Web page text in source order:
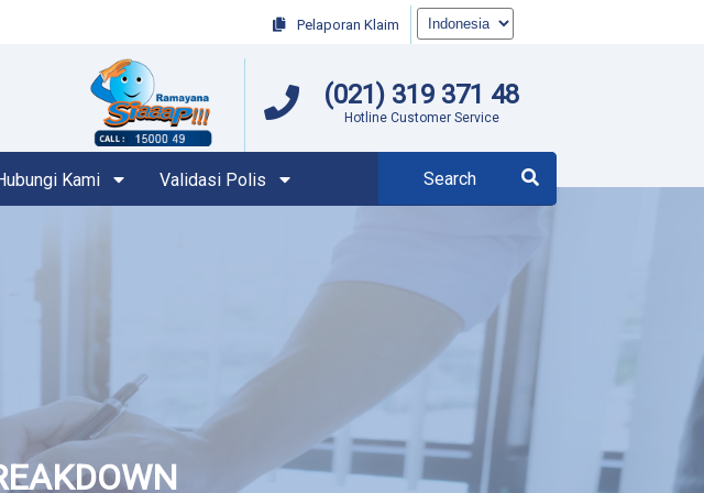
Pelaporan Klaim
(021) 319 371 48
Hotline Customer Service
Kami Validasi Polis